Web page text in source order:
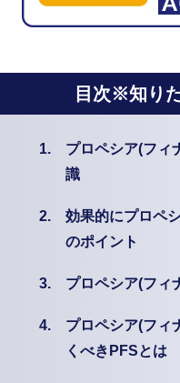
目次※知り
1.
プロペシア(フィ
識
2.
効果的にプロペ
のポイント
3. プロペシア(フィ
4.
プロペシア(フィ
くべきPFSとは